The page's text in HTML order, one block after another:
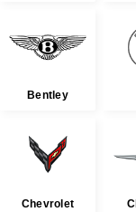
Bentley
Chevrolet